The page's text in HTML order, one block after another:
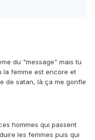
du "message" mais tu
la femme est encore et
de satan, là ça me gonfle
hommes qui passent
les femmes puis qui